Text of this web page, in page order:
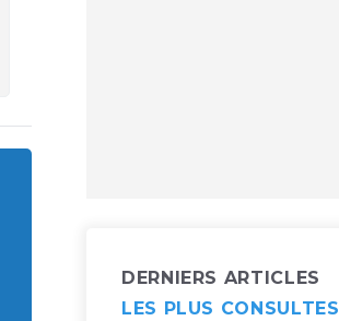
DERNIERS ARTICLES
LES PLUS CONSULTES